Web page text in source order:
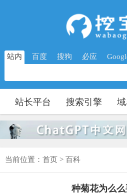
站内 百度 搜狗 必应
站长平台 搜索引擎
当前位置： 首页 > 百科
种菊花为么